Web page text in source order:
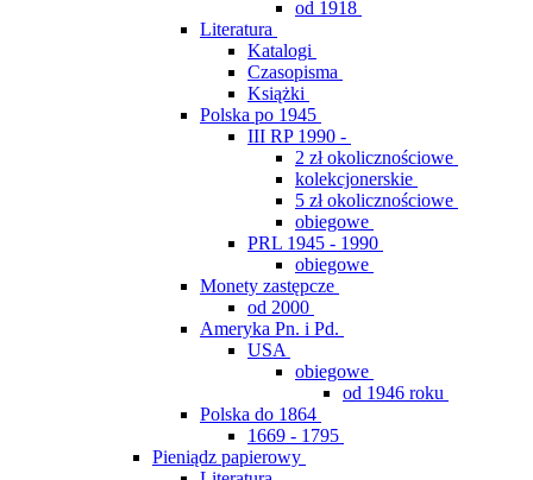
od 1918
Literatura
Katalogi
Czasopisma
Książki
Polska po 1945
III RP 1990 -
2 zł okolicznościowe
kolekcjonerskie
5 zł okolicznościowe
obiegowe
PRL 1945 - 1990
obiegowe
Monety zastępcze
od 2000
Ameryka Pn. i Pd.
USA
obiegowe
od 1946 roku
Polska do 1864
1669 - 1795
Pieniądz papierowy